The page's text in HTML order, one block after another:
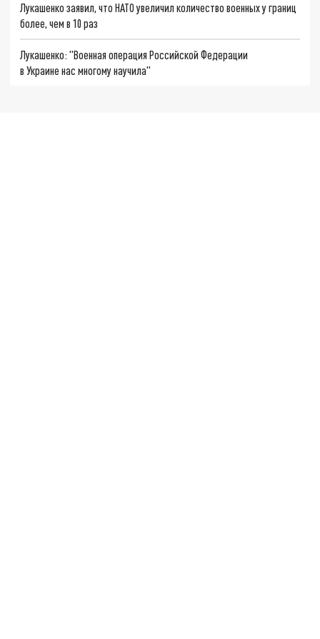
Лукашенко заявил, что НАТО увеличил количество военных у границ
более, чем в 10 раз
Лукашенко: "Военная операция Российской Федерации
в Украине нас многому научила"